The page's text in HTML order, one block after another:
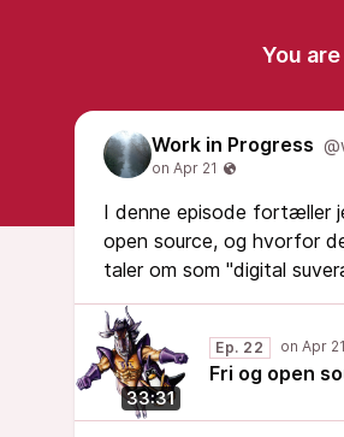
You
Work in Progress
I denne episode fortæller
open source, og hvorfor
taler om som "digital
33:31
Ep. 22
Fri og open